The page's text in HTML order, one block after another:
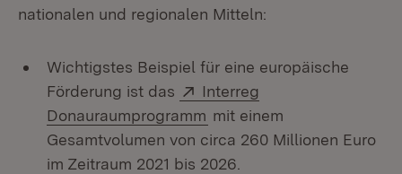
nationalen und regionalen Mitteln:
Wichtigstes Beispiel für eine europäische
Förderung ist das
Extern:
Interreg
Donauraumprogramm (Öffnet in neuem Fenster)
mit einem
Gesamtvolumen von circa 260 Millionen Euro
im Zeitraum 2021 bis 2026.